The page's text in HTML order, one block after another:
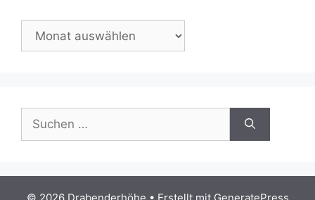
Archiv
nach:
© 2026 Drabenderhöhe • Erstellt mit GeneratePress